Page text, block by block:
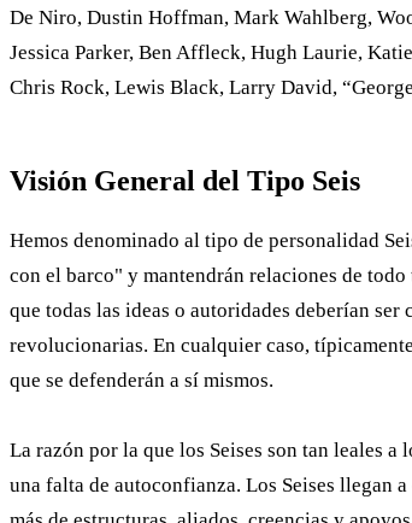
De Niro, Dustin Hoffman, Mark Wahlberg,
Jessica Parker, Ben Affleck, Hugh Laurie,
Chris Rock, Lewis Black, Larry David,
Visión General del Tipo Seis
Hemos denominado al tipo de personalidad
con el barco" y mantendrán relaciones de
que todas las ideas o autoridades deberían
revolucionarias. En cualquier caso,
que se defenderán a sí mismos.
La razón por la que los Seises son tan leales
una falta de autoconfianza. Los Seises llegan